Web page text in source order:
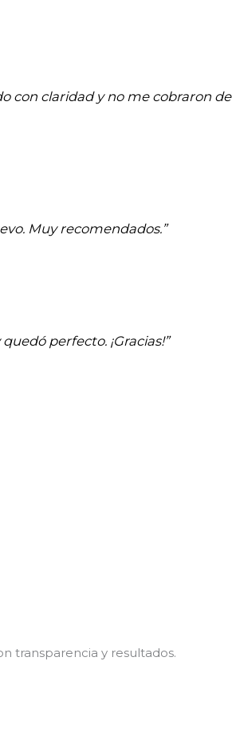
con claridad y no me cobraron de
Muy recomendados.”
perfecto. ¡Gracias!”
transparencia y resultados.